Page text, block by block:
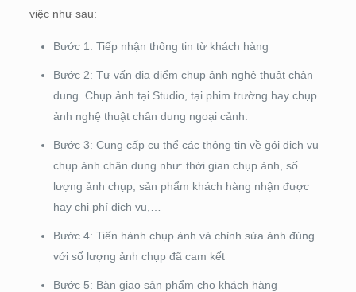
việc như sau:
Bước 1: Tiếp nhận thông tin từ khách hàng
Bước 2: Tư vấn địa điểm chụp ảnh nghệ thuật chân
dung. Chụp ảnh tại Studio, tại phim trường hay chụp
ảnh nghệ thuật chân dung ngoại cảnh.
Bước 3: Cung cấp cụ thể các thông tin về gói dịch vụ
chụp ảnh chân dung như: thời gian chụp ảnh, số
lượng ảnh chụp, sản phẩm khách hàng nhận được
hay chi phí dịch vụ,…
Bước 4: Tiến hành chụp ảnh và chỉnh sửa ảnh đúng
với số lượng ảnh chụp đã cam kết
Bước 5: Bàn giao sản phẩm cho khách hàng